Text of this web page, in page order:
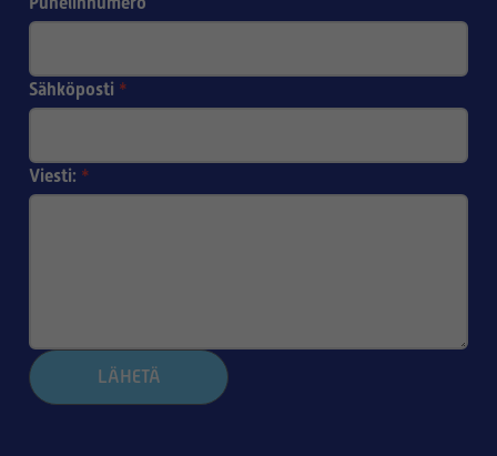
Sähköposti *
Viesti: *
LÄHETÄ